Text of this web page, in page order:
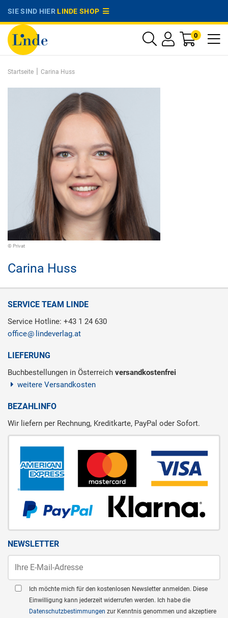
SIE SIND HIERLINDE SHOP
0
Startseite | Carina Huss
© Privat
Carina Huss
SERVICE TEAM LINDE
Service Hotline: +43 1 24 630
office
lindeverlag.at
LIEFERUNG
Buchbestellungen in Österreich versandkostenfrei
weitere Versandkosten
BEZAHLINFO
Wir liefern per Rechnung, Kreditkarte, PayPal oder Sofort.
NEWSLETTER
Ich möchte mich für den kostenlosen Newsletter anmelden. Diese
Einwilligung kann jederzeit widerrufen werden. Ich habe die
Datenschutzbestimmungen zur Kenntnis genommen und akzeptiere